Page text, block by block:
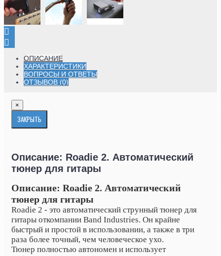
ОПИСАНИЕ
ХАРАКТЕРИСТИКИ
ВОПРОСЫ И ОТВЕТЫ
ОТЗЫВОВ (0)
×
ЗАКРЫТЬ
Описание: Roadie 2. Автоматический
тюнер для гитары
Описание: Roadie 2. Автоматический
тюнер для гитары
Roadie 2 - это автоматический струнный тюнер для
гитары откомпании Band Industries. Он крайне
быстрый и простой в использовании, а также в три
раза более точный, чем человеческое ухо.
Тюнер полностью автономен и использует